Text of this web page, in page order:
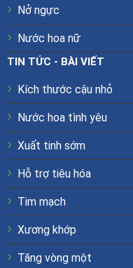
Nở ngực
Nước hoa nữ
TIN TỨC - BÀI VIẾT
Kích thước cậu nhỏ
Nước hoa tình yêu
Xuất tinh sớm
Hỗ trợ tiêu hóa
Tim mạch
Xương khớp
Tăng vòng một